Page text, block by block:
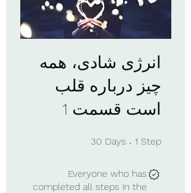
انرژی شادی، همه
چیز درباره قلب
است قسمت 1
30 Days 1 Step
Everyone who has
completed all steps in the